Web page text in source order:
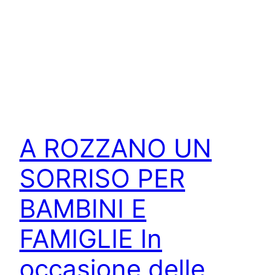
A ROZZANO UN
SORRISO PER
BAMBINI E
FAMIGLIE In
occasione delle